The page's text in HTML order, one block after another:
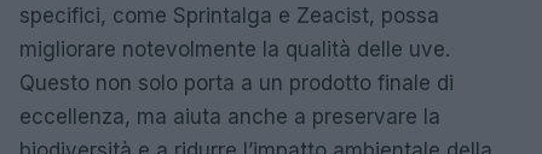
specifici, come Sprintalga e Zeacist, possa
migliorare notevolmente la qualità delle uve.
Questo non solo porta a un prodotto finale di
eccellenza, ma aiuta anche a preservare la